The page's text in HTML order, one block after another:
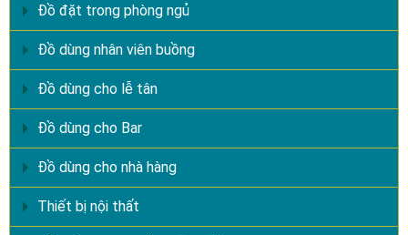
Đồ đặt trong phòng ngủ
Đồ dùng nhân viên buồng
Đồ dùng cho lễ tân
Đồ dùng cho Bar
Đồ dùng cho nhà hàng
Thiết bị nội thất